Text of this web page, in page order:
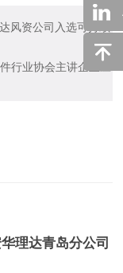
风资公司入选可持续
行业协会主讲企业应
理达青岛分公司